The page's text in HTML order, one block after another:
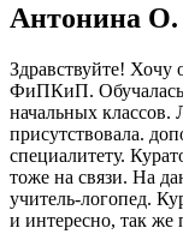
Антонина О.
Здравствуйте! Хочу
ФиПКиП. Обучалась
начальных
присутствовала.
специалитету.
тоже на связи. На
учитель-логопед.
и интересно, так